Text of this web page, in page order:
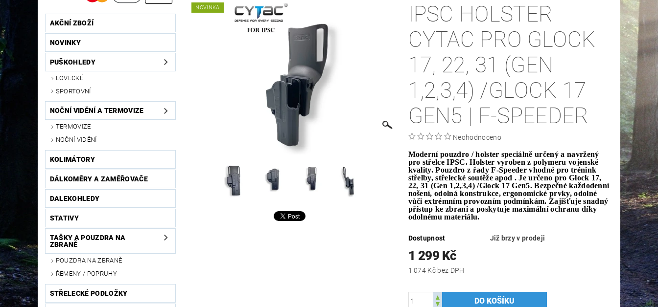
AKČNÍ ZBOŽÍ
NOVINKY
PUŠKOHLEDY
LOVECKÉ
SPORTOVNÍ
NOČNÍ VIDĚNÍ A TERMOVIZE
TERMOVIZE
NOČNÍ VIDĚNÍ
KOLIMÁTORY
DÁLKOMĚRY A ZAMĚŘOVAČE
DALEKOHLEDY
STATIVY
TAŠKY A POUZDRA NA
ZBRANĚ
POUZDRA NA ZBRANĚ
ŘEMENY / POPRUHY
STŘELECKÉ PODLOŽKY
NOVINKA
IPSC HOLSTER
CYTAC PRO GLOCK
17, 22, 31 (GEN
1,2,3,4) /GLOCK 17
GEN5 | F-SPEEDER
Neohodnoceno
Moderní pouzdro / holster speciálně určený a navržený
pro střelce IPSC. Holster vyroben z polymeru vojenské
kvality. Pouzdro z řady F-Speeder vhodné pro trénink
střelby, střelecké soutěže apod . Je určeno pro Glock 17,
22, 31 (Gen 1,2,3,4) /Glock 17 Gen5. Bezpečné každodenní
nošení, odolná konstrukce, ergonomické prvky, odolné
vůči extrémním provozním podmínkám. Zajišťuje snadný
přístup ke zbrani a poskytuje maximální ochranu díky
odolnému materiálu.
Dostupnost Již brzy v prodeji
1 299 Kč
1 074 Kč bez DPH